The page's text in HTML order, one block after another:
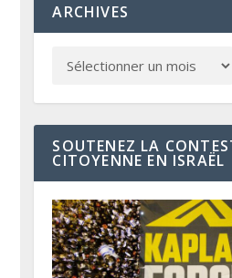
ARCHIVES
SOUTENEZ LA
CITOYENNE EN ISRAËL